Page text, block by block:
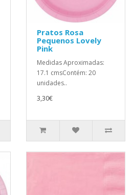
Pratos Rosa
Pequenos Lovely
Pink
Medidas Aproximadas:
17.1 cmsContém: 20
unidades..
3,30€